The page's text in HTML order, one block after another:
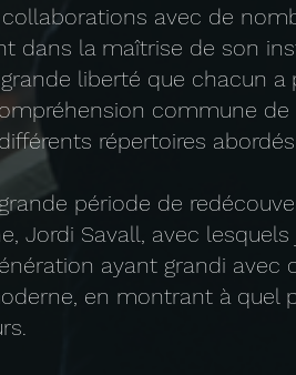
avec de
dans la maîtrise de son
liberté que chacun
commune
répertoires
période de
Jordi Savall, avec
ayant grandi avec
en montrant à quel